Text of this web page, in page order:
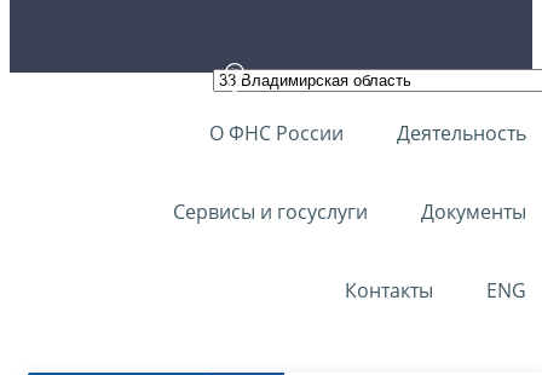
О ФНС России Деятельность
Сервисы и госуслуги Документы
Контакты ENG